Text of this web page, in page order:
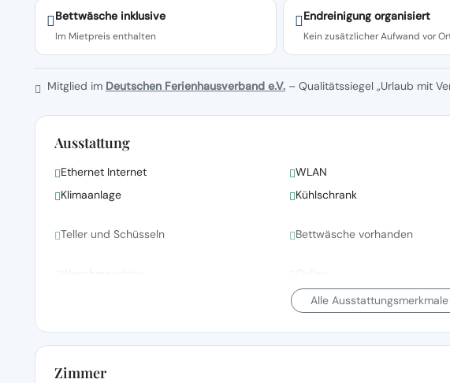
Bettwäsche inklusive
Im Mietpreis enthalten
Endreinigung organisiert
Kein zusätzlicher Aufwand vor
Mitglied im Deutschen Ferienhausverband e.V. – Qualitätssiegel „Urlaub mit
Ausstattung
Ethernet Internet WLAN
Klimaanlage
Kühlschrank
Teller und Schüsseln Bettwäsche vorhanden
Alle
Zimmer